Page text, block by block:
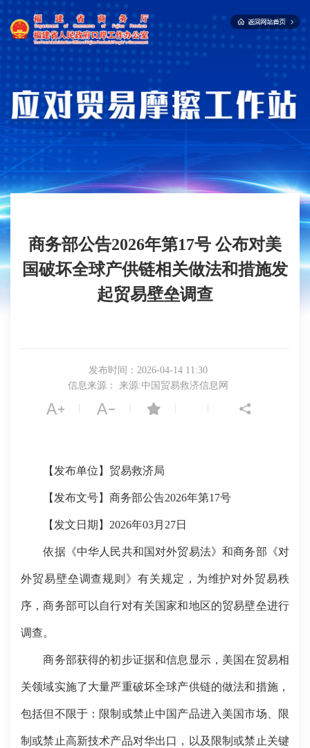
商务部公告2026年第17号 公布对美
国破坏全球产供链相关做法和措施发
起贸易壁垒调查
发布时间：2026-04-14 11:30
信息来源： 来源:中国贸易救济信息网
【发布单位】贸易救济局
【发布文号】商务部公告2026年第17号
【发文日期】2026年03月27日
依据《中华人民共和国对外贸易法》和商务部《对
外贸易壁垒调查规则》有关规定，为维护对外贸易秩
序，商务部可以自行对有关国家和地区的贸易壁垒进行
调查。
商务部获得的初步证据和信息显示，美国在贸易相
关领域实施了大量严重破坏全球产供链的做法和措施，
包括但不限于：限制或禁止中国产品进入美国市场、限
制或禁止高新技术产品对华出口，以及限制或禁止关键